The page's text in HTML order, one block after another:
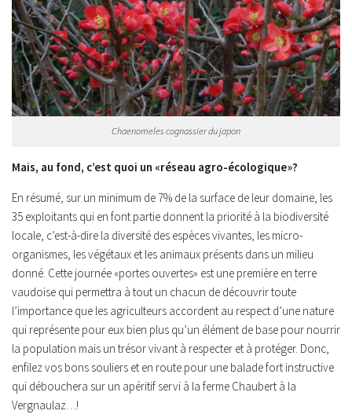
Chaenomeles cognassier du japon
Mais, au fond, c’est quoi un «réseau agro-écologique»?
En résumé, sur un minimum de 7% de la surface de leur domaine, les
35 exploitants qui en font partie donnent la priorité à la biodiversité
locale, c’est-à-dire la diversité des espèces vivantes, les micro-
organismes, les végétaux et les animaux présents dans un milieu
donné. Cette journée «portes ouvertes» est une première en terre
vaudoise qui permettra à tout un chacun de découvrir toute
l’importance que les agriculteurs accordent au respect d’une nature
qui représente pour eux bien plus qu’un élément de base pour nourrir
la population mais un trésor vivant à respecter et à protéger. Donc,
enfilez vos bons souliers et en route pour une balade fort instructive
qui débouchera sur un apéritif servi à la ferme Chaubert à la
Vergnaulaz…!